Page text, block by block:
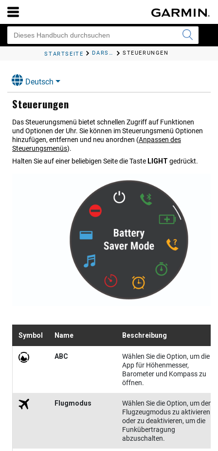
STARTSEITE DARSTELLUNG STEUE​RUNGEN
Deutsch
Steue​rungen
Das Steuerungsmenü bietet schnellen Zugriff auf Funktionen
und Optionen der Uhr. Sie können im Steuerungsmenü Optionen
hinzufügen, entfernen und neu anordnen (Anpassen des
Steuerungsmenüs).
Halten Sie auf einer beliebigen Seite die Taste LIGHT gedrückt.
Symbol Name Beschreibung
ABC
Wählen Sie die Option, um die
App für Höhenmesser,
Barometer und Kompass zu
öffnen.
Flug​modus
Wählen Sie die Option, um den
Flugzeugmodus zu aktivieren
oder zu deaktivieren, um die
Funkübertragung
abzuschalten.